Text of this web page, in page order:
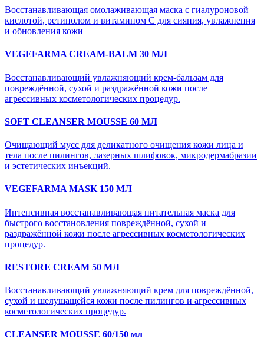
Восстанавливающая омолаживающая маска с гиалуроновой
кислотой, ретинолом и витамином C для сияния, увлажнения
и обновления кожи
VEGEFARMA CREAM-BALM 30 МЛ
Восстанавливающий увлажняющий крем-бальзам для
повреждённой, сухой и раздражённой кожи после
агрессивных косметологических процедур.
SOFT CLEANSER MOUSSE 60 МЛ
Очищающий мусс для деликатного очищения кожи лица и
тела после пилингов, лазерных шлифовок, микродермабразии
и эстетических инъекций.
VEGEFARMA MASK 150 МЛ
Интенсивная восстанавливающая питательная маска для
быстрого восстановления повреждённой, сухой и
раздражённой кожи после агрессивных косметологических
процедур.
RESTORE CREAM 50 МЛ
Восстанавливающий увлажняющий крем для повреждённой,
сухой и шелушащейся кожи после пилингов и агрессивных
косметологических процедур.
CLEANSER MOUSSE 60/150 мл